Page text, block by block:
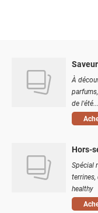
À
de l'été...
Hors-
Spécial
healthy